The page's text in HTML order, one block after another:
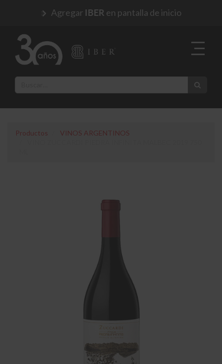
Agregar IBER en pantalla de inicio
Productos
VINOS ARGENTINOS